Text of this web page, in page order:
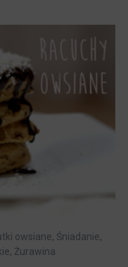
owsiane, Śniadanie,
, Żurawina